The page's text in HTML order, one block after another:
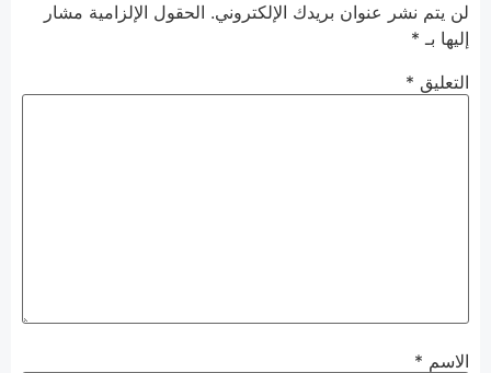
لن يتم نشر عنوان بريدك الإلكتروني. الحقول الإلزامية مشار
إليها بـ *
التعليق *
الاسم *